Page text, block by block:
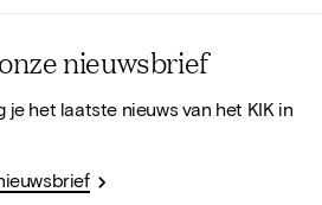
nieuwsbrief
je het laatste nieuws van het KIK in